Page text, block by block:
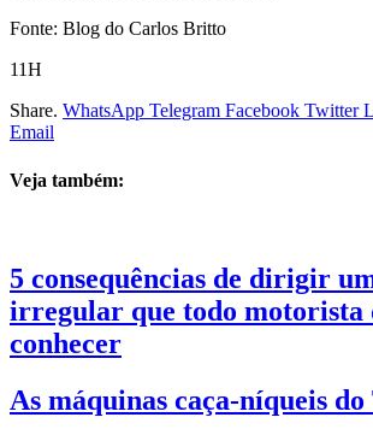
Fonte: Blog do Carlos Britto
11H
Share. WhatsApp Telegram Facebook Twitter
Email
Veja também:
5 consequências de dirigir
irregular que todo motorista
conhecer
As máquinas caça-níqueis